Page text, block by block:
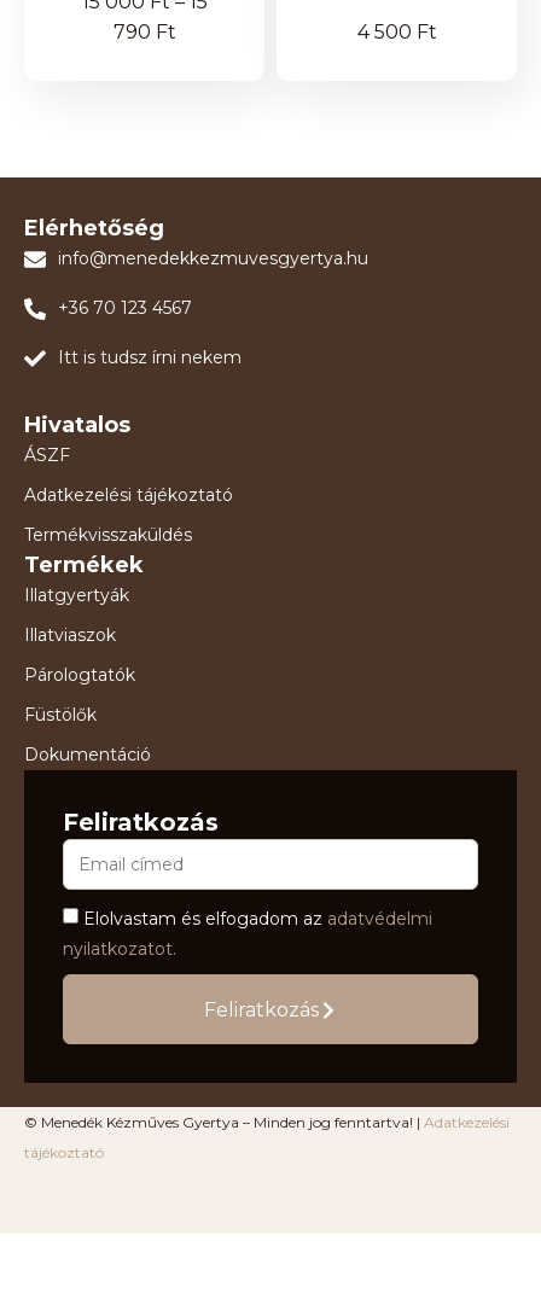
790 Ft 4 500 Ft
Elérhetőség
info@menedekkezmuvesgyertya.hu
+36 70 123 4567
Itt is tudsz írni nekem
Hivatalos
ÁSZF
Adatkezelési tájékoztató
Termékvisszaküldés
Termékek
Illatgyertyák
Illatviaszok
Párologtatók
Füstölők
Dokumentáció
Feliratkozás
Elolvastam és elfogadom az adatvédelmi
nyilatkozatot.
Feliratkozás
© Menedék Kézműves Gyertya – Minden jog fenntartva! | Adatkezelési
tájékoztató